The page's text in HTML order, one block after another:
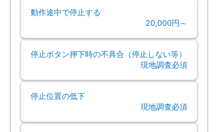
動作途中で停止する
20,000円～
停止ボタン押下時の不具合（停止しない等）
現地調査必須
停止位置の低下
現地調査必須